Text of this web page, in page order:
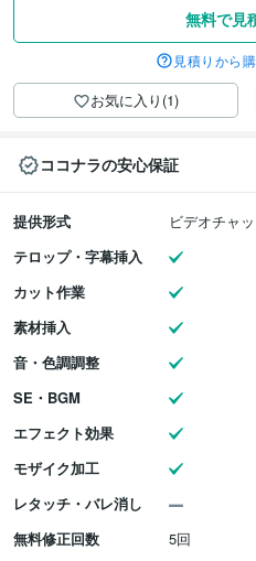
無料で見
見積りから
お気に入り(1)
ココナラの安心保証
提供形式
ビデオチャ
テロップ・字幕挿入
カット作業
素材挿入
音・色調調整
SE・BGM
エフェクト効果
モザイク加工
レタッチ・バレ消し
無料修正回数
5回